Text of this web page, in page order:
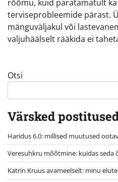
rõõmu, kuid paratamatult
terviseprobleemide pärast.
mänguväljakul või
valjuhäälselt rääkida ei
Otsi
Värsked
Haridus 6.0: millised muutused
Veresuhkru mõõtmine: kuidas seda
Katrin Kruus avameelselt: minu